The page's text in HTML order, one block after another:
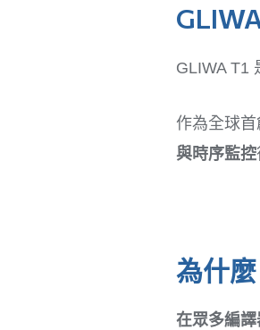
GLIWA T1
作為全球
與時序監控
為什
在眾多編